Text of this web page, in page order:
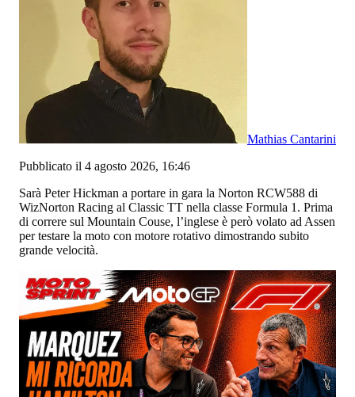
Mathias Cantarini
Pubblicato il 4 agosto 2026, 16:46
Sarà Peter Hickman a portare in gara la Norton RCW588 di
WizNorton Racing al Classic TT nella classe Formula 1. Prima
di correre sul Mountain Couse, l’inglese è però volato ad Assen
per testare la moto con motore rotativo dimostrando subito
grande velocità.